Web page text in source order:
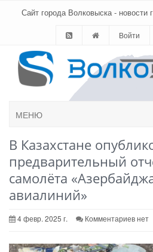
Сайт города Волковыска - новости
Войти
МЕНЮ
В Казахстане
предварительный
самолёта
авиалиний»
4 февр. 2025 г. Комментариев нет